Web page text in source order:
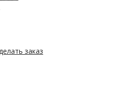
заказ